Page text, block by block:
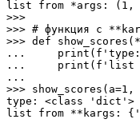
list from *args: (1,
>>>
>>> # функция с
>>> def
...     print(f'type:
...     print(f'list
...
>>>
type: <class 'dict'>
list from